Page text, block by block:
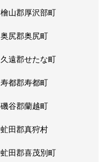
檜山郡厚沢部町
奥尻郡奥尻町
久遠郡せたな町
寿都郡寿都町
磯谷郡蘭越町
虻田郡真狩村
虻田郡喜茂別町